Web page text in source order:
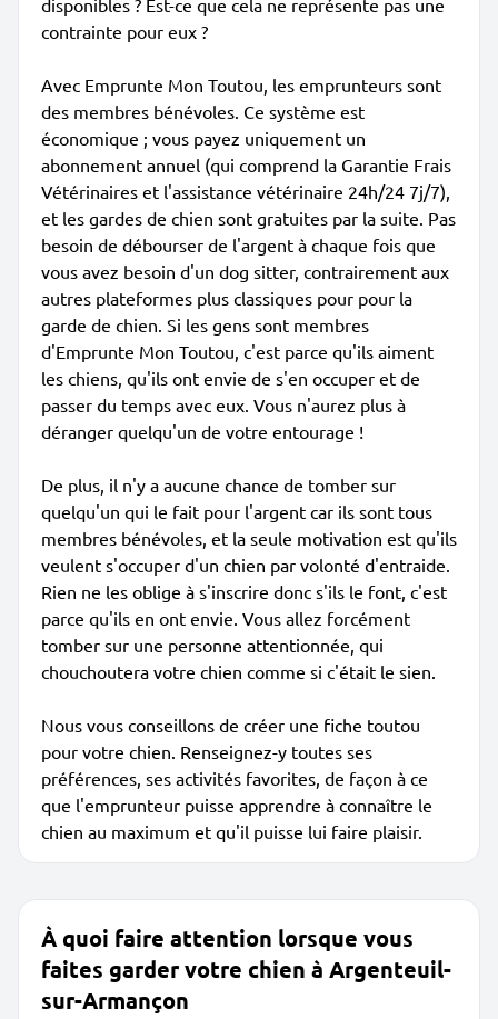
disponibles ? Est-ce que cela ne représente pas une
contrainte pour eux ?
Avec Emprunte Mon Toutou, les emprunteurs sont
des membres bénévoles. Ce système est
économique ; vous payez uniquement un
abonnement annuel (qui comprend la Garantie Frais
Vétérinaires et l'assistance vétérinaire 24h/24 7j/7),
et les gardes de chien sont gratuites par la suite. Pas
besoin de débourser de l'argent à chaque fois que
vous avez besoin d'un dog sitter, contrairement aux
autres plateformes plus classiques pour pour la
garde de chien. Si les gens sont membres
d'Emprunte Mon Toutou, c'est parce qu'ils aiment
les chiens, qu'ils ont envie de s'en occuper et de
passer du temps avec eux. Vous n'aurez plus à
déranger quelqu'un de votre entourage !
De plus, il n'y a aucune chance de tomber sur
quelqu'un qui le fait pour l'argent car ils sont tous
membres bénévoles, et la seule motivation est qu'ils
veulent s'occuper d'un chien par volonté d'entraide.
Rien ne les oblige à s'inscrire donc s'ils le font, c'est
parce qu'ils en ont envie. Vous allez forcément
tomber sur une personne attentionnée, qui
chouchoutera votre chien comme si c'était le sien.
Nous vous conseillons de créer une fiche toutou
pour votre chien. Renseignez-y toutes ses
préférences, ses activités favorites, de façon à ce
que l'emprunteur puisse apprendre à connaître le
chien au maximum et qu'il puisse lui faire plaisir.
À quoi faire attention lorsque vous
faites garder votre chien à Argenteuil-
sur-Armançon